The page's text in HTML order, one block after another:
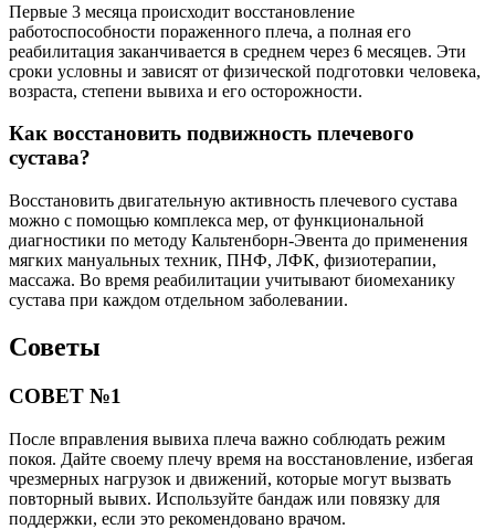
Первые 3 месяца происходит восстановление
работоспособности пораженного плеча, а полная его
реабилитация заканчивается в среднем через 6 месяцев. Эти
сроки условны и зависят от физической подготовки человека,
возраста, степени вывиха и его осторожности.
Как восстановить подвижность плечевого
сустава?
Восстановить двигательную активность плечевого сустава
можно с помощью комплекса мер, от функциональной
диагностики по методу Кальтенборн-Эвента до применения
мягких мануальных техник, ПНФ, ЛФК, физиотерапии,
массажа. Во время реабилитации учитывают биомеханику
сустава при каждом отдельном заболевании.
Советы
СОВЕТ №1
После вправления вывиха плеча важно соблюдать режим
покоя. Дайте своему плечу время на восстановление, избегая
чрезмерных нагрузок и движений, которые могут вызвать
повторный вывих. Используйте бандаж или повязку для
поддержки, если это рекомендовано врачом.